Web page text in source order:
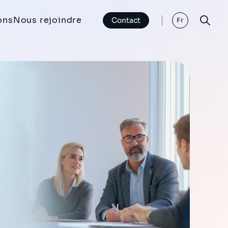
Nous rejoindre Contact Fr